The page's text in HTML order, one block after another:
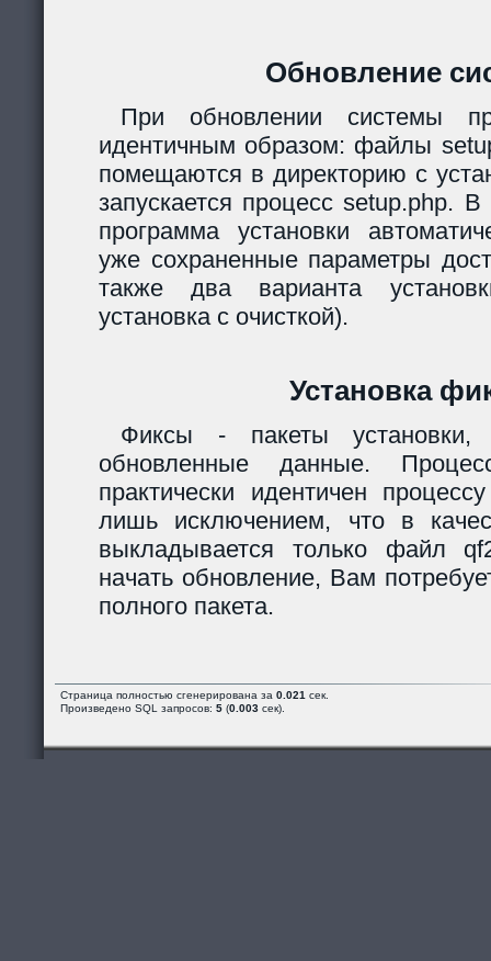
Обновление
При обновлении системы
идентичным образом: файлы
помещаются в директорию с
запускается процесс setup.php.
программа установки
уже сохраненные параметры
также два варианта
установка с очисткой).
Установка
Фиксы - пакеты установки,
обновленные данные.
практически идентичен
лишь исключением, что в
выкладывается только файл
начать обновление, Вам
полного пакета.
Страница полностью сгенерирована за 0.021 сек.
Произведено SQL запросов: 5 (0.003 сек).